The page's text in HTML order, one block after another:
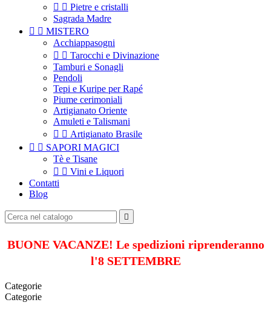
  Pietre e cristalli
Sagrada Madre
  MISTERO
Acchiappasogni
  Tarocchi e Divinazione
Tamburi e Sonagli
Pendoli
Tepi e Kuripe per Rapé
Piume cerimoniali
Artigianato Oriente
Amuleti e Talismani
  Artigianato Brasile
  SAPORI MAGICI
Tè e Tisane
  Vini e Liquori
Contatti
Blog

BUONE VACANZE! Le spedizioni riprenderanno
l'8 SETTEMBRE
Categorie
Categorie